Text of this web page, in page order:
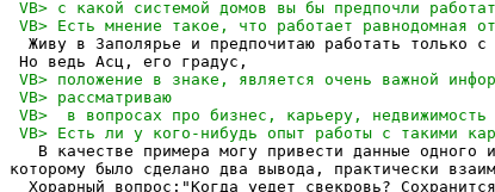
Живу в Заполярье и предпочитаю работать только с
В качестве примера могу привести данные одного
которому было сделано два вывода, практически
Хорарный вопрос:"Когда уедет свекровь?